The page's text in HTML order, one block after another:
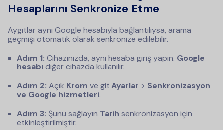
Hesaplarını Senkronize Etme
Aygıtlar aynı Google hesabıyla bağlantılıysa, arama
geçmişi otomatik olarak senkronize edilebilir.
Adım 1: Cihazınızda, aynı hesaba giriş yapın. Google
hesabı diğer cihazda kullanılır.
Adım 2: Açık Krom ve git Ayarlar > Senkronizasyon
ve Google hizmetleri.
Adım 3: Şunu sağlayın Tarih senkronizasyon için
etkinleştirilmiştir.